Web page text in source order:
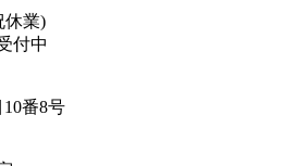
休業)
付中
番8号